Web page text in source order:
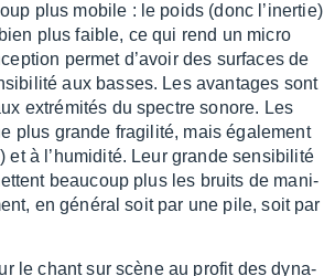
plus mobile : le poids (donc l’iner­tie)
plus faible, ce qui rend un micro
permet d’avoir des surfaces de
aux basses. Les avan­tages sont
extré­mi­tés du spectre sonore. Les
plus grande fragi­lité, mais égale­ment
à l’hu­mi­dité. Leur grande sensi­bi­lité
beau­coup plus les bruits de mani­
en géné­ral soit par une pile, soit par
le chant sur scène au profit des dyna­